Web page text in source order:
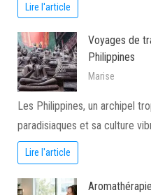
Lire l'article
Voyages de
Philippines
Marise
Les Philippines, un archipel
paradisiaques et sa culture
Lire l'article